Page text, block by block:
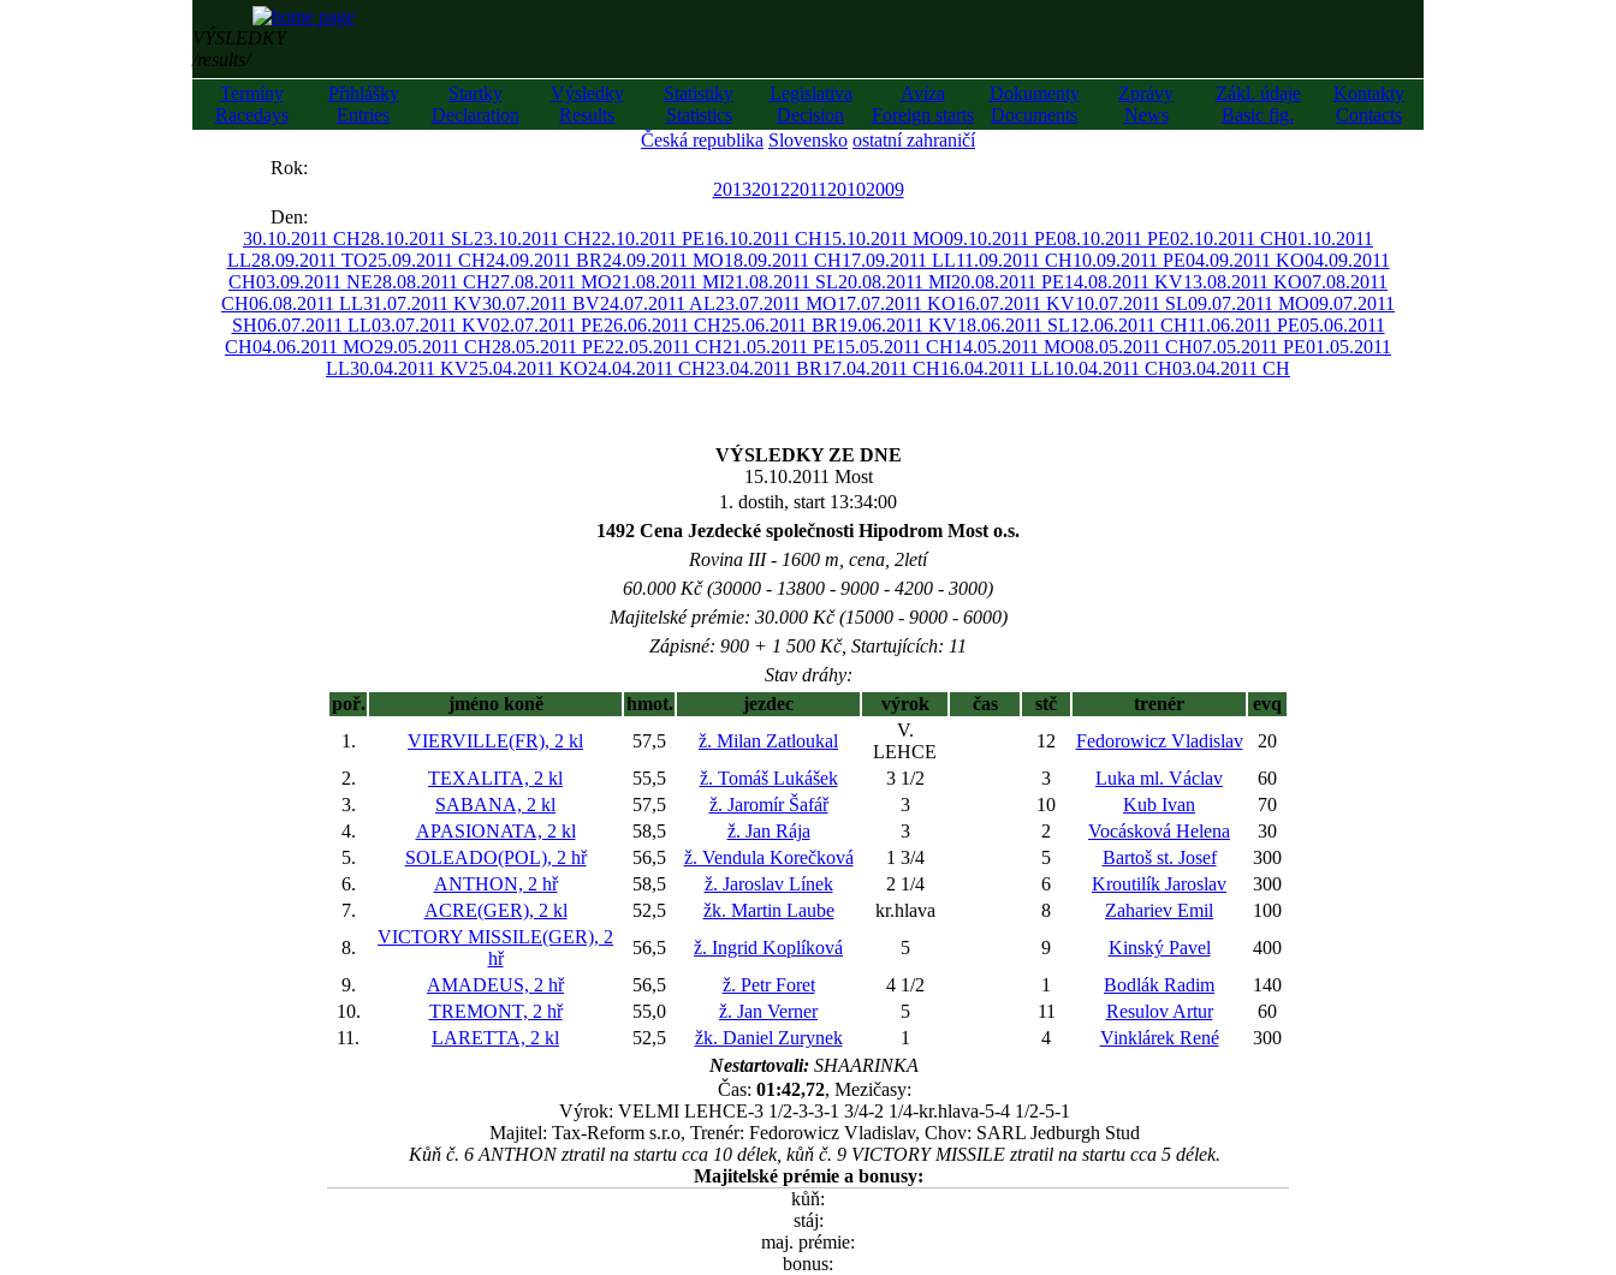
VÝSLEDKY
/results/
Termíny
Racedays
Přihlášky
Entries
Startky
Declaration
Výsledky
Results
Statistiky
Statistics
Legislativa
Decision
Avíza
Foreign starts
Dokumenty
Documents
Zprávy
News
Zákl. údaje
Basic fig.
Kontakty
Contacts
Česká republika Slovensko ostatní zahraničí
Rok:
201320122011 20102009
Den:
30.10.2011 CH28.10.2011 SL23.10.2011 CH22.10.2011 PE16.10.2011 CH15.10.2011 MO09.10.2011 PE08.10.2011 PE02.10.2011 CH01.10.2011
LL28.09.2011 TO25.09.2011 CH24.09.2011 BR24.09.2011 MO18.09.2011 CH17.09.2011 LL11.09.2011 CH10.09.2011 PE04.09.2011 KO04.09.2011
CH03.09.2011 NE28.08.2011 CH27.08.2011 MO21.08.2011 MI21.08.2011 SL20.08.2011 MI20.08.2011 PE14.08.2011 KV13.08.2011 KO07.08.2011
CH06.08.2011 LL31.07.2011 KV30.07.2011 BV24.07.2011 AL23.07.2011 MO17.07.2011 KO16.07.2011 KV10.07.2011 SL09.07.2011 MO09.07.2011
SH06.07.2011 LL03.07.2011 KV02.07.2011 PE26.06.2011 CH25.06.2011 BR19.06.2011 KV18.06.2011 SL12.06.2011 CH11.06.2011 PE05.06.2011
CH04.06.2011 MO29.05.2011 CH28.05.2011 PE22.05.2011 CH21.05.2011 PE15.05.2011 CH14.05.2011 MO08.05.2011 CH07.05.2011 PE01.05.2011
LL30.04.2011 KV25.04.2011 KO24.04.2011 CH23.04.2011 BR17.04.2011 CH16.04.2011 LL10.04.2011 CH03.04.2011 CH
VÝSLEDKY ZE DNE
15.10.2011 Most
1. dostih, start 13:34:00
1492 Cena Jezdecké společnosti Hipodrom Most o.s.
Rovina III - 1600 m, cena, 2letí
60.000 Kč (30000 - 13800 - 9000 - 4200 - 3000)
Majitelské prémie: 30.000 Kč (15000 - 9000 - 6000)
Zápisné: 900 + 1 500 Kč, Startujících: 11
Stav dráhy:
poř.
jméno koně hmot. jezdec výrok čas stč trenér
evq
1.
VIERVILLE(FR), 2 kl 57,5 ž. Milan Zatloukal
V.
LEHCE
12 Fedorowicz Vladislav
20
2.
TEXALITA, 2 kl 55,5 ž. Tomáš Lukášek 3 1/2 3 Luka ml. Václav
60
3.
SABANA, 2 kl 57,5 ž. Jaromír Šafář 3 10 Kub Ivan
70
4.
APASIONATA, 2 kl 58,5 ž. Jan Rája 3 2 Vocásková Helena
30
5.
SOLEADO(POL), 2 hř 56,5 ž. Vendula Korečková 1 3/4 5 Bartoš st. Josef
300
6.
ANTHON, 2 hř 58,5 ž. Jaroslav Línek 2 1/4 6 Kroutilík Jaroslav
300
7.
ACRE(GER), 2 kl 52,5 žk. Martin Laube kr.hlava 8 Zahariev Emil
100
8.
VICTORY MISSILE(GER), 2
hř
56,5 ž. Ingrid Koplíková 5 9 Kinský Pavel
400
9.
AMADEUS, 2 hř 56,5 ž. Petr Foret 4 1/2 1 Bodlák Radim
140
10.
TREMONT, 2 hř 55,0 ž. Jan Verner 5 11 Resulov Artur
60
11.
LARETTA, 2 kl 52,5 žk. Daniel Zurynek 1 4 Vinklárek René
300
Nestartovali: SHAARINKA
Čas: 01:42,72, Mezičasy:
Výrok: VELMI LEHCE-3 1/2-3-3-1 3/4-2 1/4-kr.hlava-5-4 1/2-5-1
Majitel: Tax-Reform s.r.o, Trenér: Fedorowicz Vladislav, Chov: SARL Jedburgh Stud
Kůň č. 6 ANTHON ztratil na startu cca 10 délek, kůň č. 9 VICTORY MISSILE ztratil na startu cca 5 délek.
Majitelské prémie a bonusy:
kůň:
stáj:
maj. prémie:
bonus: